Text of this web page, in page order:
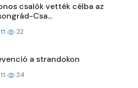
csalók vették célba az
Csa...
22
a strandokon
24